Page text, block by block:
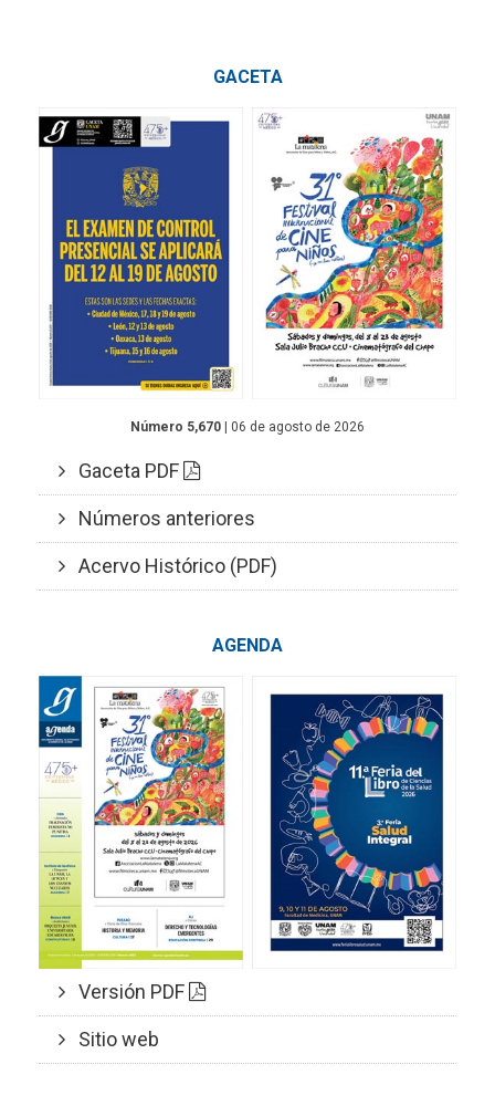
GACETA
Número 5,670 | 06 de agosto de 2026
Gaceta PDF
Números anteriores
Acervo Histórico (PDF)
AGENDA
Versión PDF
Sitio web